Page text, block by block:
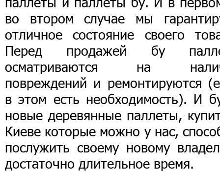
во втором случае мы
отличное состояние своего
Перед продажей бу
осматриваются на
повреждений и ремонтируются
в этом есть необходимость). И
новые деревянные паллеты,
Киеве которые можно у нас,
послужить своему новому
достаточно длительное время.